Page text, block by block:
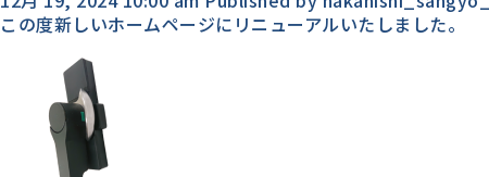
この度新しいホームページにリニューアルいたしました。